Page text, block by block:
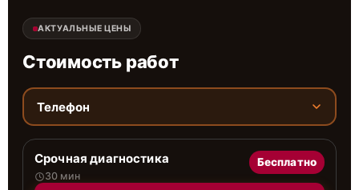
АКТУАЛЬНЫЕ ЦЕНЫ
Стоимость работ
Телефон
Срочная диагностика
30 мин
Бесплатно